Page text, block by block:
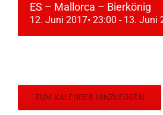
ES – Mallorca – Bierkönig
12. Juni 2017• 23:00 - 13. Juni
ZUM KALENDER HINZUFÜGEN